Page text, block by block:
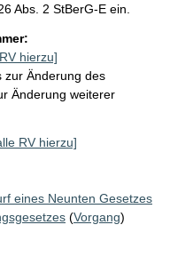
Abs. 2 StBerG-E ein.
hierzu]
zur Änderung des
Änderung weiterer
RV hierzu]
eines Neunten Gesetzes
(Vorgang)